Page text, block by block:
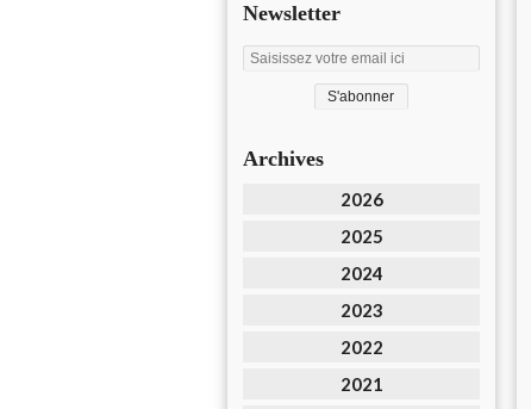
Newsletter
Archives
2026
2025
2024
2023
2022
2021